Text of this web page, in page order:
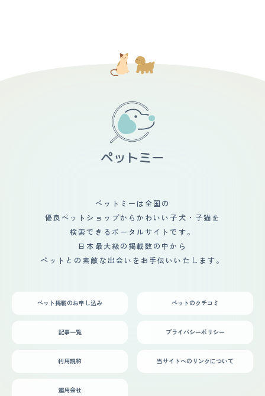
くない印象でした。 既に貫禄がある？みたいな感じで
す。 1人遊びが大好きで誰とでも（犬以外）仲良くなれそ
うなので、手が掛からなくて助かってます。 たまに階段
大好きで、見てるだけでも癒されます。 ブリは体が完全
に出来上がるまで３年掛かると聞いた事がありますが、５
キロくらいの体重でちょっと安心してます（最大８キロく
らいになると言われました…） ただ、一つ注意するとすれ
猫に警戒されてしまう可能性もあるのかと思います。うち
いってますが、そこは遊んでると思って基本は放置です。
して冷めたところもあるけど甘える時はとことん甘えてく
る、そんなところが気に入っています。 見た目も全体的
に丸く、顔や目もまるまるしていて可愛いです。目の色も
ありました。猫のストレスにならないだろうかとか・・・
迎え入れてからもそんな不安が続いていましたが、猫は人
間のそんな気持ちもつゆしらず、のびのびと過ごしていま
した(笑) ペットがいると、自然とペット中心の生活にな
るような気がします。 家族みんな朝起きてまずは猫に触
れています。そして学校や仕事から帰ってくると自然と猫
もあるような気がします。
シングしています。 夏はそれほどでもなかったですが、
今は冬毛に生え変わりの時期なのかピンポン玉１玉分くら
らするのでだいたい一ヶ月に一回くらいです。 季節毎に
しっかりお湯などでシャンプーしたいと思ってますが、猫
がきてから３か月経ったのでそろそろやりどきかなと考え
ています。 短毛なので特にカットする必要ないかなと思
っています。抜け毛も気にならない程度にしか出ていませ
かわいいと思ったようで家族揃っていいかもと思えた猫は
初めてだったのと相場の半値近くの価格だったこともあり
しばらくペットショップで悩みに悩んで迎え入れることに
決めました。 以前から猫を飼おうという話は出てたけ
ど、ほぼひとめぼれ状態で全く猫を飼う準備ができていな
かったため 一週間猶予をもらってその間にどこにケージ
を置くか、何が必要かなど猫についての知識も身につける
飯もしっかり食べて、トイレもしっかりしてくれてわりと
族仲も深まったように感じます。
ペットミーは全国の
優良ペットショップからかわいい子犬・子猫を
検索できるポータルサイトです。
日本最大級の掲載数の中から
ペットとの素敵な出会いをお手伝いいたします。
ペット掲載のお申し込み ペットのクチコミ
記事一覧 プライバシーポリシー
利用規約 当サイトへのリンクについて
運用会社